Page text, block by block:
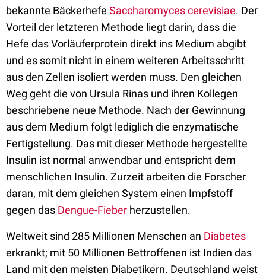
bekannte Bäckerhefe Saccharomyces cerevisiae. Der
Vorteil der letzteren Methode liegt darin, dass die
Hefe das Vorläuferprotein direkt ins Medium abgibt
und es somit nicht in einem weiteren Arbeitsschritt
aus den Zellen isoliert werden muss. Den gleichen
Weg geht die von Ursula Rinas und ihren Kollegen
beschriebene neue Methode. Nach der Gewinnung
aus dem Medium folgt lediglich die enzymatische
Fertigstellung. Das mit dieser Methode hergestellte
Insulin ist normal anwendbar und entspricht dem
menschlichen Insulin. Zurzeit arbeiten die Forscher
daran, mit dem gleichen System einen Impfstoff
gegen das Dengue-Fieber herzustellen.
Weltweit sind 285 Millionen Menschen an Diabetes
erkrankt; mit 50 Millionen Bettroffenen ist Indien das
Land mit den meisten Diabetikern. Deutschland weist